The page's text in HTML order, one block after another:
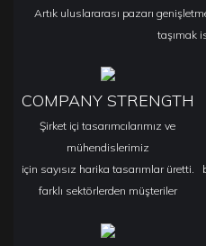
Artık uluslararası pazarı
taşımak
COMPANY STRENGTH
Şirket içi tasarımcılarımız ve
mühendislerimiz
için sayısız harika tasarımlar üretti.
farklı sektörlerden müşteriler